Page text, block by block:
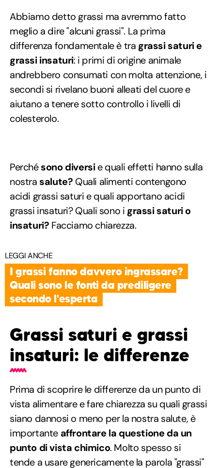
Abbiamo detto grassi ma avremmo fatto
meglio a dire "alcuni grassi". La prima
differenza fondamentale è tra grassi saturi e
grassi insaturi: i primi di origine animale
andrebbero consumati con molta attenzione, i
secondi si rivelano buoni alleati del cuore e
aiutano a tenere sotto controllo i livelli di
colesterolo.
Perchésono diversie quali effetti hanno sulla
nostra salute? Quali alimenti contengono
acidi grassi saturi e quali apportano acidi
grassi insaturi? Quali sono i grassi saturi o
insaturi? Facciamo chiarezza.
LEGGI ANCHE
I grassi fanno davvero ingrassare?
Quali sono le fonti da prediligere
secondo l'esperta
Grassi saturi e grassi
insaturi: le differenze
Prima di scoprire le differenze da un punto di
vista alimentare e fare chiarezza su quali grassi
siano dannosi o meno per la nostra salute, è
importante affrontare la questione da un
punto di vista chimico. Molto spesso si
tende a usare genericamente la parola "grassi"